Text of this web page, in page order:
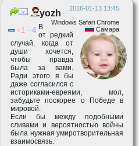
2016-01-13 13:45
Windows Safari Chrome
Самара
1 4
yozh
В
от редкий
случай, когда от
души хочется,
чтобы правда
была за вами.
Ради этого я бы
даже согласился с
историками-евреями, мол,
забудьте поскорее о Победе в
мировой.
Если бы между подобными
сливами и вероятностью войны
была нужная умиротворительная
взаимосвязь.